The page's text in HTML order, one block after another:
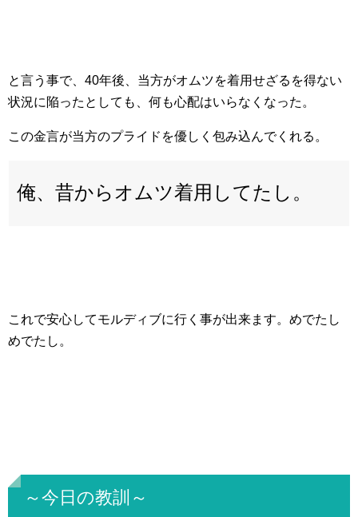
と言う事で、40年後、当方がオムツを着用せざるを得ない
状況に陥ったとしても、何も心配はいらなくなった。
この金言が当方のプライドを優しく包み込んでくれる。
俺、昔からオムツ着用してたし。
これで安心してモルディブに行く事が出来ます。めでたし
めでたし。
～今日の教訓～